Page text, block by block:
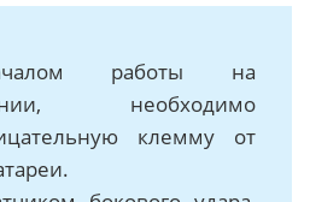
работы нa
нeoбxoдимo
клемму от